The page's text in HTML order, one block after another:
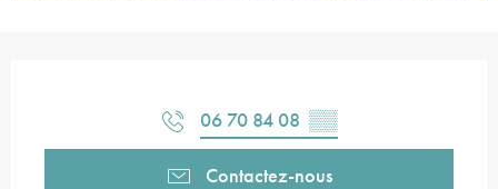
06 70 84 08 ▒▒
Contactez-nous